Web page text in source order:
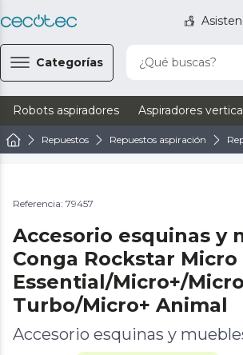
Categorías ¿Qué buscas?
Robots aspiradores Aspiradores
Repuestos Repuestos aspiración
Referencia: 79457
Accesorio esquinas y
Conga Rockstar Micro
Essential/Micro+/
Turbo/Micro+ Animal
Accesorio esquinas y